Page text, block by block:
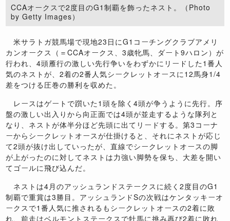
CCAオークスで2度目のG1制覇を飾ったネスト。（Photo
by Getty Images）
米サラトガ競馬場で現地23日にG1コーチングクラブアメリ
カンオークス（＝CCAオークス、3歳牝馬、ダート9ハロン）が
行われ、4頭雁行の激しい先行争いをわずかにリードした1番人
気のネストが、2着の2番人気シークレットオースに12馬身1/4
差をつける圧巻の勝利を収めた。
レースはゲートで躓いた1頭を除く4頭が争うように先行。序
盤の激しい出入りから向正面では4頭が並走するような隊列と
なり、ネストが体半分ほど先頭に出てリードする。第3コーナ
ーからシークレットオースが仕掛けると、それにネストが応じ
て2頭が抜け出していったが、直線でシークレットオースの脚
が上がったのに対してネストは力強い脚勢を保ち、大差を開い
てゴールに飛び込んだ。
ネストは4月のアッシュランドステークスに続く2度目のG1
制覇で重賞は3勝目。アッシュランドSの次戦はケンタッキーオ
ークスで1番人気に推されるもシークレットオースの2着に敗
れ、前走はベルモントステークスで牡馬に挑み再び2着に敗れ